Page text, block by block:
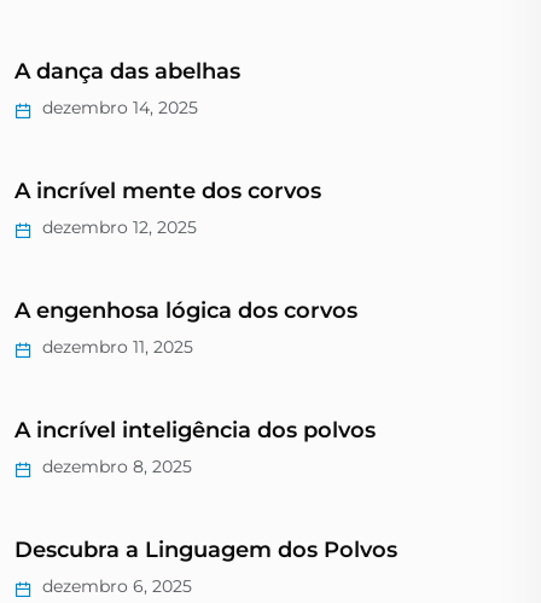
A dança das abelhas
dezembro 14, 2025
A incrível mente dos corvos
dezembro 12, 2025
A engenhosa lógica dos corvos
dezembro 11, 2025
A incrível inteligência dos polvos
dezembro 8, 2025
Descubra a Linguagem dos Polvos
dezembro 6, 2025